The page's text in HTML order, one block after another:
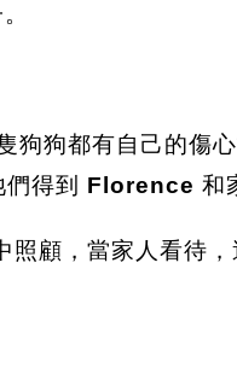
狗狗都有自己的傷
得到 Florence 和
顧，當家人看待